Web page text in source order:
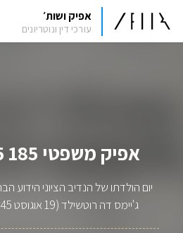
אפיק ושות׳
עורכי דין ונוטריונים
אפיק משפטי 185 19.08.2015
יום הולדתו של הנדיב הציוני הידוע
ג'יימס דה רוטשילד (19 אוגוסט 1845 – 2 נובמבר 1934)